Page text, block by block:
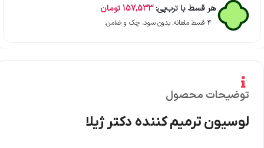
هر قسط با ترب‌پی:157,533تومان
۴ قسط ماهانه. بدون سود، چک و ضامن.
توضیحات محصول
لوسیون ترمیم کننده دکتر ژیلا